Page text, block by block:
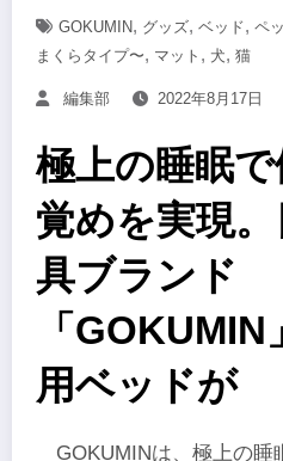
GOKUMIN, グッズ, ベッド, ペ
まくらタイプ〜, マット , 犬, 猫
編集部 2022年8月17日
極上の睡眠で
覚めを実現
具ブランド
「
用ベッドが
GOKUMINは、極上の睡